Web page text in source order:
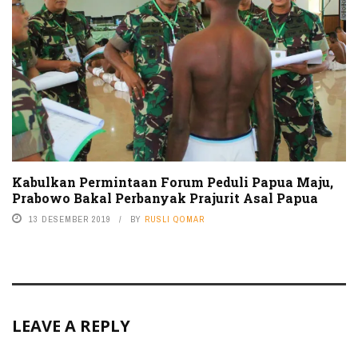
Kabulkan Permintaan Forum Peduli Papua Maju,
Prabowo Bakal Perbanyak Prajurit Asal Papua
13 DESEMBER 2019 BY RUSLI QOMAR
LEAVE A REPLY